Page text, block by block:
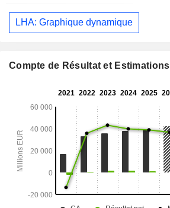
LHA: Graphique dynamique
Compte de Résultat et Estimations